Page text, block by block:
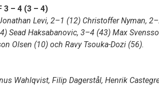
3 – 4 (3 – 4)
Levi, 2–1 (12) Christoffer Nyman,
Sead Haksabanovic, 3–4 (43) Max
Olsen (10) och Ravy Tsouka-Dozi (56).
Wahlqvist, Filip Dagerstål, Henrik